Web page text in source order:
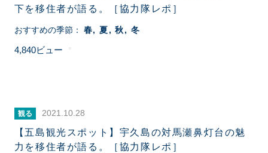
下を移住者が語る。［協力隊レポ］
おすすめの季節： 春 夏 秋 冬
4,840
観る 2021.10.28
【五島観光スポット】宇久島の対馬瀬鼻灯台の魅
力を移住者が語る。［協力隊レポ］